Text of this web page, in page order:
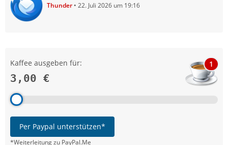
Thunder 22. Juli 2026 um 19:16
Kaffee ausgeben für:
3,00 €
1
Per Paypal unterstützen*
*Weiterleitung zu PayPal.Me